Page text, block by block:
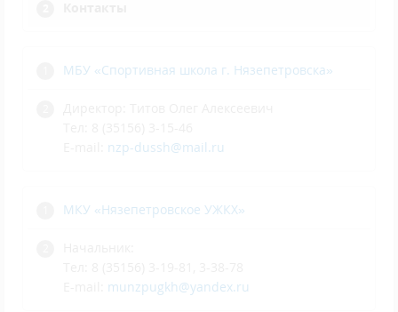
МБУ «Спортивная школа г. Нязепетровска»
nzp-dussh@mail.ru
МКУ «Нязепетровское УЖКХ»
munzpugkh@yandex.ru